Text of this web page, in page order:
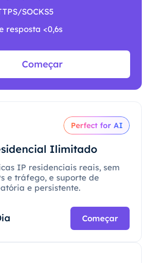
SOCKS5
resposta <0,6s
Começar
Perfect for AI
Ilimitado
IP residenciais reais, sem
e tráfego, e suporte de
e persistente.
Começar